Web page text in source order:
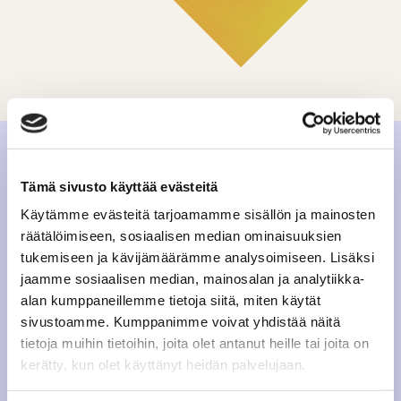
Tämä sivusto käyttää evästeitä
Käytämme evästeitä tarjoamamme sisällön ja mainosten
räätälöimiseen, sosiaalisen median ominaisuuksien
tukemiseen ja kävijämäärämme analysoimiseen. Lisäksi
jaamme sosiaalisen median, mainosalan ja analytiikka-
alan kumppaneillemme tietoja siitä, miten käytät
sivustoamme. Kumppanimme voivat yhdistää näitä
tietoja muihin tietoihin, joita olet antanut heille tai joita on
kerätty, kun olet käyttänyt heidän palvelujaan.